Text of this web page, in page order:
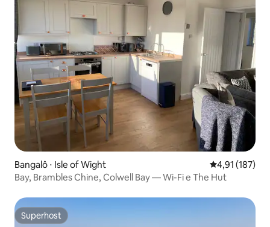
Bangalô ⋅ Isle of Wight 4,91 de uma
4,91 (187)
Bay, Brambles Chine, Colwell Bay — Wi-Fi e The Hut
Superhost
Superhost